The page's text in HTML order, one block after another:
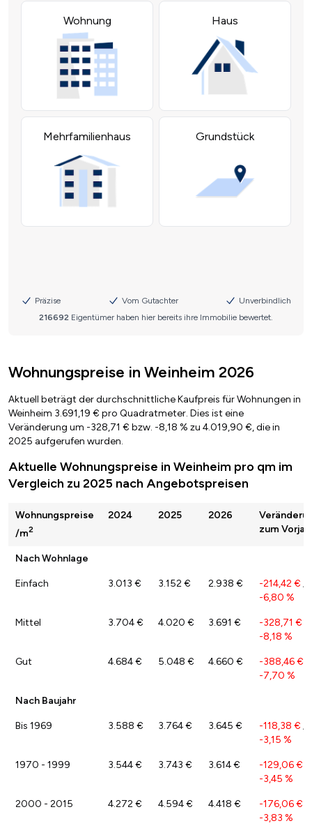
Wohnungspreise in Weinheim 2026
Aktuell beträgt der durchschnittliche Kaufpreis für Wohnungen in
Weinheim 3.691,19 € pro Quadratmeter. Dies ist eine
Veränderung um -328,71 € bzw. -8,18 % zu 4.019,90 €, die in
2025 aufgerufen wurden.
Aktuelle Wohnungspreise in Weinheim pro qm im
Vergleich zu 2025 nach Angebotspreisen
Wohnungspreise
/m2
2024 2025 2026
zum
Nach Wohnlage
Einfach 3.013 € 3.152 € 2.938 € -214,42 € /
-6,80 %
Mittel 3.704 € 4.020 € 3.691 € -328,71 €
-8,18 %
Gut 4.684 € 5.048 € 4.660 € -388,46 €
-7,70 %
Nach Baujahr
Bis 1969 3.588 € 3.764 € 3.645 € -118,38 € /
-3,15 %
1970 - 1999 3.544 € 3.743 € 3.614 € -129,06 €
-3,45 %
2000 - 2015 4.272 € 4.594 € 4.418 € -176,06 €
-3,83 %